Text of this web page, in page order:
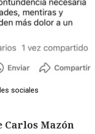
sociales
Carlos Mazón